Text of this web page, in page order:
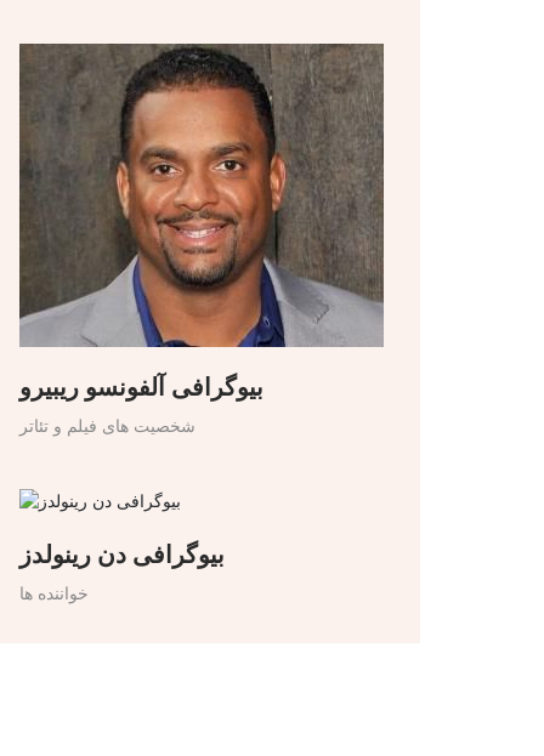
بیوگرافی آلفونسو ریبیرو
شخصیت های فیلم و تئاتر
بیوگرافی دن رینولدز
خواننده ها